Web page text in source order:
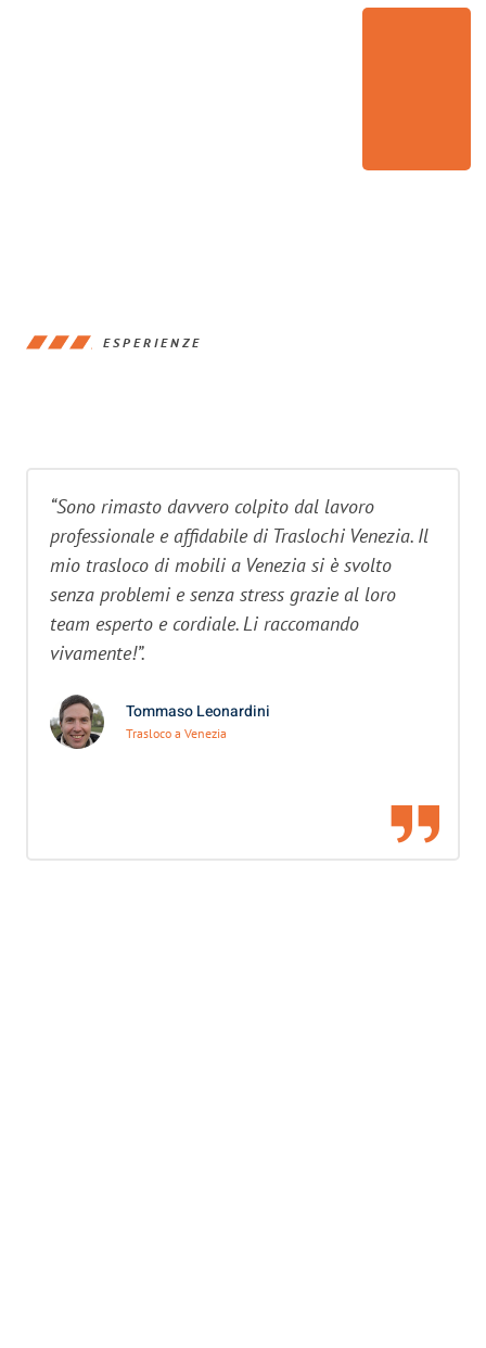
ESPERIENZE
“Sono rimasto davvero colpito dal lavoro
professionale e affidabile di Traslochi Venezia. Il
mio trasloco di mobili a Venezia si è svolto
senza problemi e senza stress grazie al loro
team esperto e cordiale. Li raccomando
vivamente!”.
Tommaso Leonardini
Trasloco a Venezia